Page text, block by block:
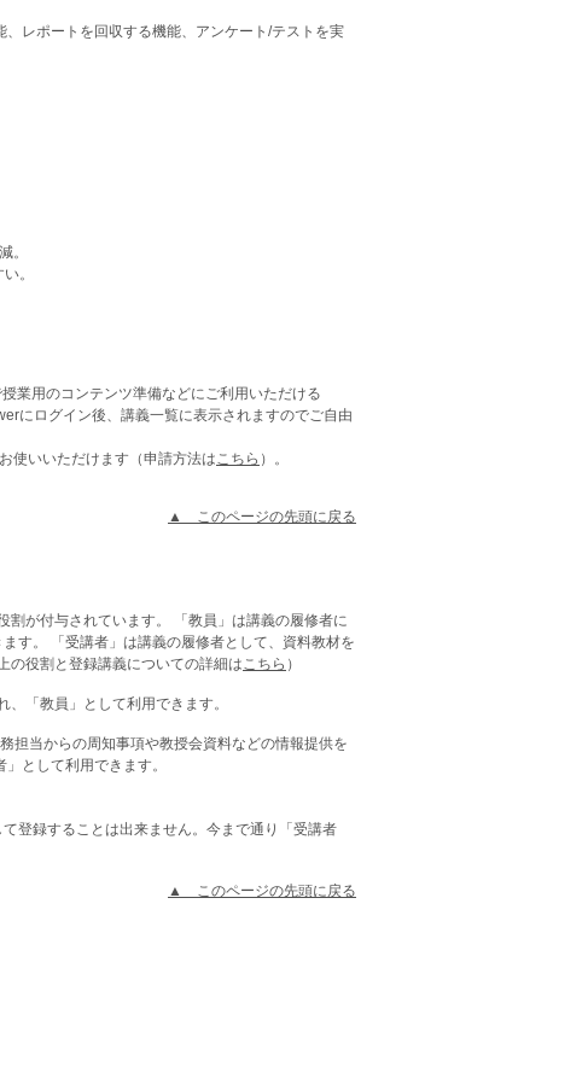
レポートを回収する機能、アンケート/テストを実
。
。
業用のコンテンツ準備などにご利用いただける
にログイン後、講義一覧に表示されますのでご自由
使いいただけます（申請方法はこちら ）。
▲ このページの先頭に戻る
が付与されています。 「教員」は講義の履修者に
す。 「受講者」は講義の履修者として、資料教材を
の役割と登録講義についての詳細はこちら ）
「教員」として利用できます。
担当からの周知事項や教授会資料などの情報提供を
として利用できます。
登録することは出来ません。今まで通り「受講者
▲ このページの先頭に戻る